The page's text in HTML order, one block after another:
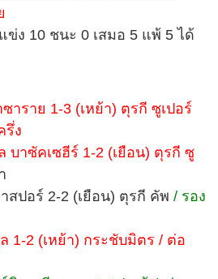
ข่ง 10 ชนะ 0 เสมอ 5 แพ้ 5 ได้
าราย 1-3 (เหย้า) ตุรกี ซูเปอร์
รึ่ง
บาซัคเซฮีร์ 1-2 (เยือน) ตุรกี ซู
สปอร์ 2-2 (เยือน) ตุรกี คัพ / รอง
1-2 (เหย้า) กระชับมิตร / ต่อ